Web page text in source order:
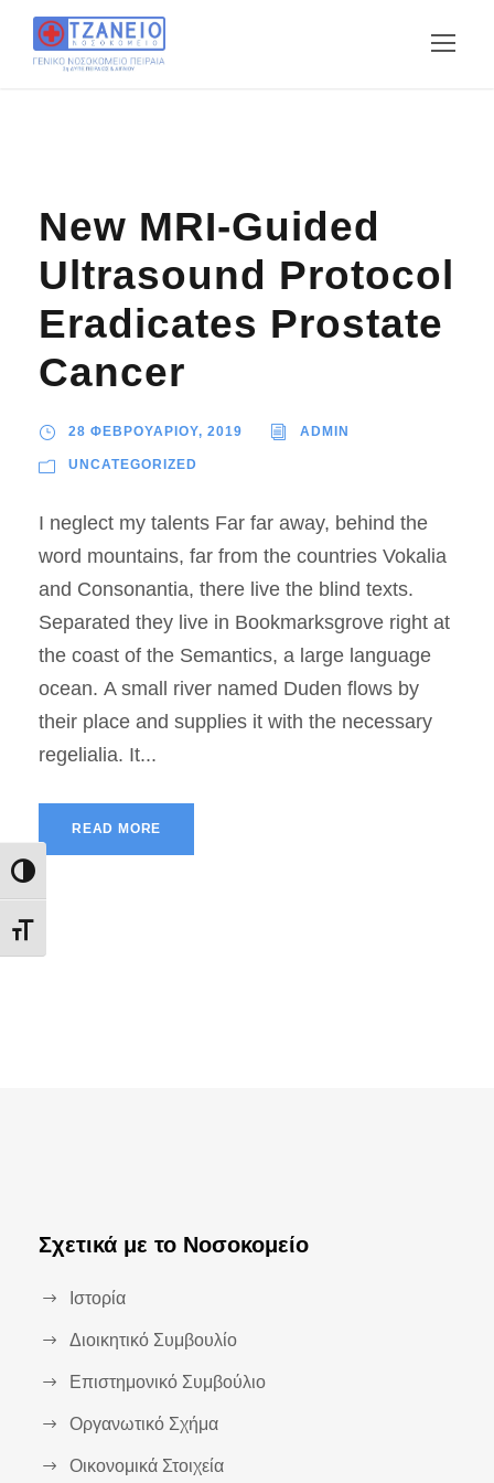
Εναλλαγή Υψηλής Αντίθεσης
Εναλλαγή Μεγέθους Γραμμάτων
New MRI-Guided
Ultrasound Protocol
Eradicates Prostate
Cancer
28 ΦΕΒΡΟΥΑΡΙΟΥ, 2019 ADMIN
UNCATEGORIZED
I neglect my talents Far far away, behind the
word mountains, far from the countries Vokalia
and Consonantia, there live the blind texts.
Separated they live in Bookmarksgrove right at
the coast of the Semantics, a large language
ocean. A small river named Duden flows by
their place and supplies it with the necessary
regelialia. It...
READ MORE
Σχετικά με το Νοσοκομείο
Ιστορία
Διοικητικό Συμβουλίο
Επιστημονικό Συμβούλιο
Οργανωτικό Σχήμα
Οικονομικά Στοιχεία